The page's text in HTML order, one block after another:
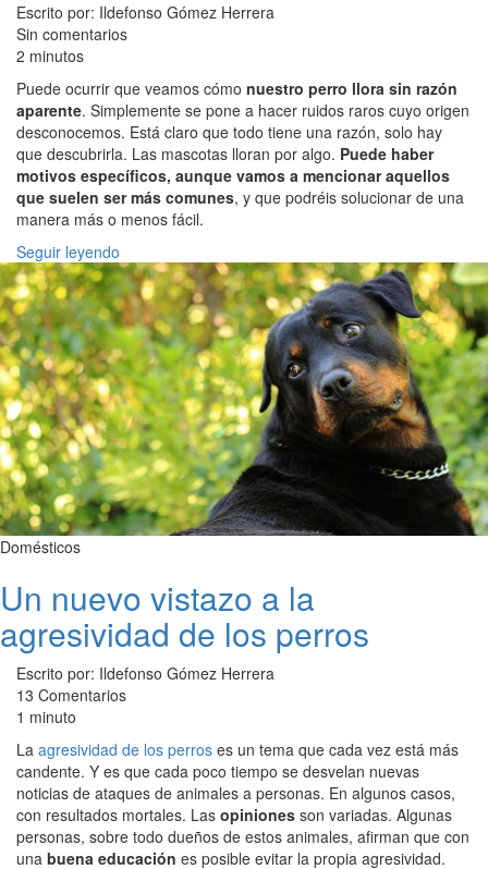
Escrito por: Ildefonso Gómez Herrera
Sin comentarios
2 minutos
Puede ocurrir que veamos cómo nuestro perro llora sin razón
aparente. Simplemente se pone a hacer ruidos raros cuyo origen
desconocemos. Está claro que todo tiene una razón, solo hay
que descubrirla. Las mascotas lloran por algo. Puede haber
motivos específicos, aunque vamos a mencionar aquellos
que suelen ser más comunes, y que podréis solucionar de una
manera más o menos fácil.
Seguir leyendo
Domésticos
Un nuevo vistazo a la
agresividad de los perros
Escrito por: Ildefonso Gómez Herrera
13 Comentarios
1 minuto
La agresividad de los perros es un tema que cada vez está más
candente. Y es que cada poco tiempo se desvelan nuevas
noticias de ataques de animales a personas. En algunos casos,
con resultados mortales. Las opiniones son variadas. Algunas
personas, sobre todo dueños de estos animales, afirman que con
una buena educación es posible evitar la propia agresividad.